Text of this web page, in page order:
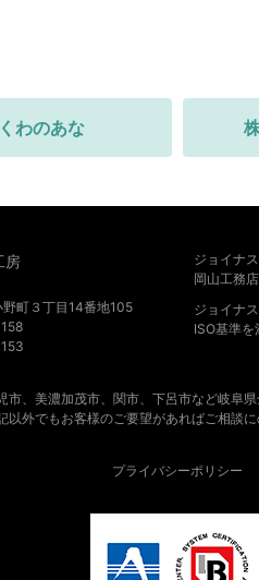
わのあな
房
町３丁目14番地105
ジョイナ
岡山工務
ジョイナ
ISO基準を
市、美濃加茂市、関市、下呂市など岐
外でもお客様のご要望があればご相談に
プライバシーポリシー